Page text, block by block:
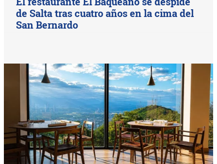
de Salta tras cuatro años en la cima del
San Bernardo